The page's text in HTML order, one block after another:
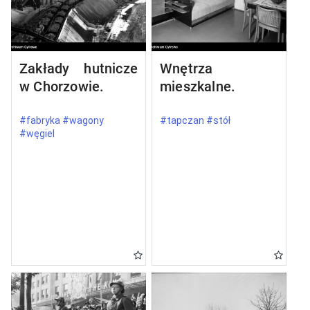
Zakłady hutnicze
w Chorzowie.
#fabryka #wagony
#węgiel
Wnętrza
mieszkalne.
#tapczan #stół